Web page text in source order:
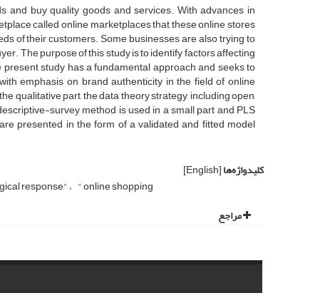
buy quality goods and services. With advances in
called online marketplaces that these online stores
of their customers. Some businesses are also trying to
The purpose of this study is to identify factors affecting
study has a fundamental approach and seeks to
emphasis on brand authenticity in the field of online
qualitative part, the data theory strategy, including open,
survey method is used in a small part and PLS
presented in the form of a validated and fitted model
کلیدواژه‌ها[English]
response"
" online shopping
مراجع